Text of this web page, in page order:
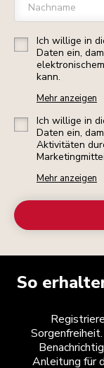
Nachname
Ich willige in
Daten ein,
kann.
Mehr anzeigen
Ich willige in
Daten ein,
Aktivitäten
Mehr anzeigen
So
Anleitung für